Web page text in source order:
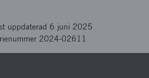
uppdaterad 6 juni 2025
2024-02611